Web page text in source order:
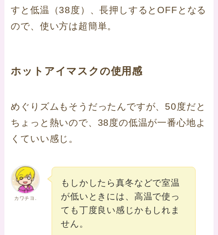
すと低温（38度）、長押しするとOFFとなる
ので、使い方は超簡単。
ホットアイマスクの使用感
めぐりズムもそうだったんですが、50度だと
ちょっと熱いので、38度の低温が一番心地よ
くていい感じ。
カワチヨ.
もしかしたら真冬などで室温
が低いときには、高温で使っ
ても丁度良い感じかもしれま
せん。